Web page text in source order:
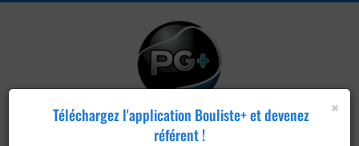
×
Téléchargez l'application Bouliste+ et devenez
référent !